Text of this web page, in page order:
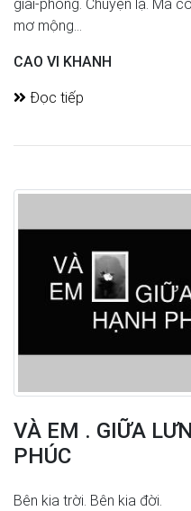
giải-phóng. Chuyện lạ. Mà
mơ mộng...
CAO VI KHANH
Đọc tiếp
VÀ EM . GIỮA
PHÚC
Bên kia trời. Bên kia đời.